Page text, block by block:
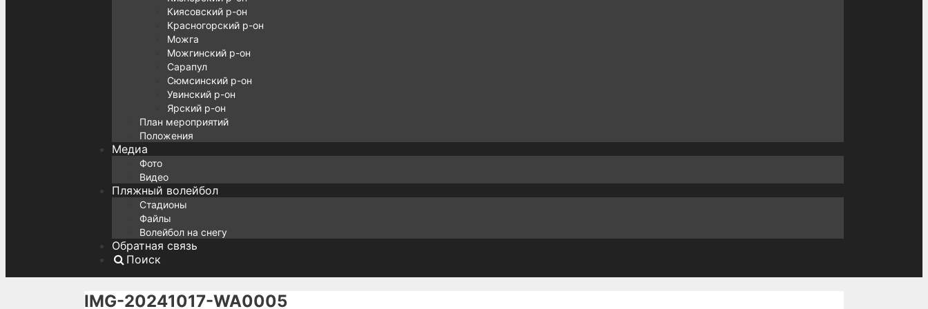
Киясовский р-он
Красногорский р-он
Можга
Можгинский р-он
Сарапул
Сюмсинский р-он
Увинский р-он
Ярский р-он
План мероприятий
Положения
Медиа
Фото
Видео
Пляжный волейбол
Стадионы
Файлы
Волейбол на снегу
Обратная связь
Поиск
IMG-20241017-WA0005